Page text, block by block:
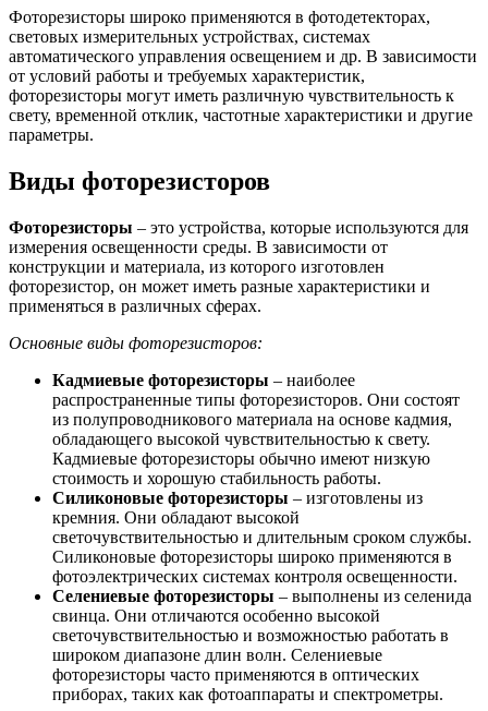
Фоторезисторы широко применяются в фотодетекторах,
световых измерительных устройствах, системах
автоматического управления освещением и др. В зависимости
от условий работы и требуемых характеристик,
фоторезисторы могут иметь различную чувствительность к
свету, временной отклик, частотные характеристики и другие
параметры.
Виды фоторезисторов
Фоторезисторы – это устройства, которые используются для
измерения освещенности среды. В зависимости от
конструкции и материала, из которого изготовлен
фоторезистор, он может иметь разные характеристики и
применяться в различных сферах.
Основные виды фоторезисторов:
Кадмиевые фоторезисторы – наиболее
распространенные типы фоторезисторов. Они состоят
из полупроводникового материала на основе кадмия,
обладающего высокой чувствительностью к свету.
Кадмиевые фоторезисторы обычно имеют низкую
стоимость и хорошую стабильность работы.
Силиконовые фоторезисторы – изготовлены из
кремния. Они обладают высокой
светочувствительностью и длительным сроком службы.
Силиконовые фоторезисторы широко применяются в
фотоэлектрических системах контроля освещенности.
Селениевые фоторезисторы – выполнены из селенида
свинца. Они отличаются особенно высокой
светочувствительностью и возможностью работать в
широком диапазоне длин волн. Селениевые
фоторезисторы часто применяются в оптических
приборах, таких как фотоаппараты и спектрометры.